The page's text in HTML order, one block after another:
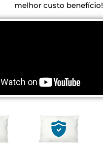
melhor custo benefício!